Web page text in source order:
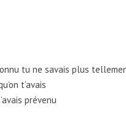
tu ne savais plus
t’avais
prévenu